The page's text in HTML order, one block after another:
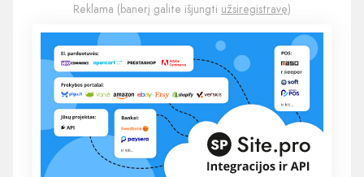
Reklama (banerį galite išjungti užsiregistravę)